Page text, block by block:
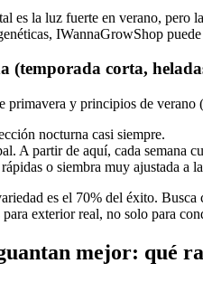
es la luz fuerte en verano, pero
IWannaGrowShop
corta,
primavera y principios de
nocturna casi siempre.
A partir de aquí, cada semana
o siembra muy ajustada a
es el 70% del éxito.
para exterior real, no solo para
mejor: qué